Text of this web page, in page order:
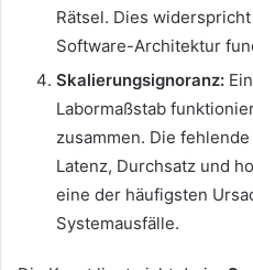
Rätsel. Dies
Software-Architektur
Skalierungsignoranz: Ein
Labormaßstab
zusammen. Die
Latenz, Durchsatz und
eine der häufigsten
Systemausfälle.